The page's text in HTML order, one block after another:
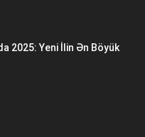
2025: Yeni İlin Ən Böyük